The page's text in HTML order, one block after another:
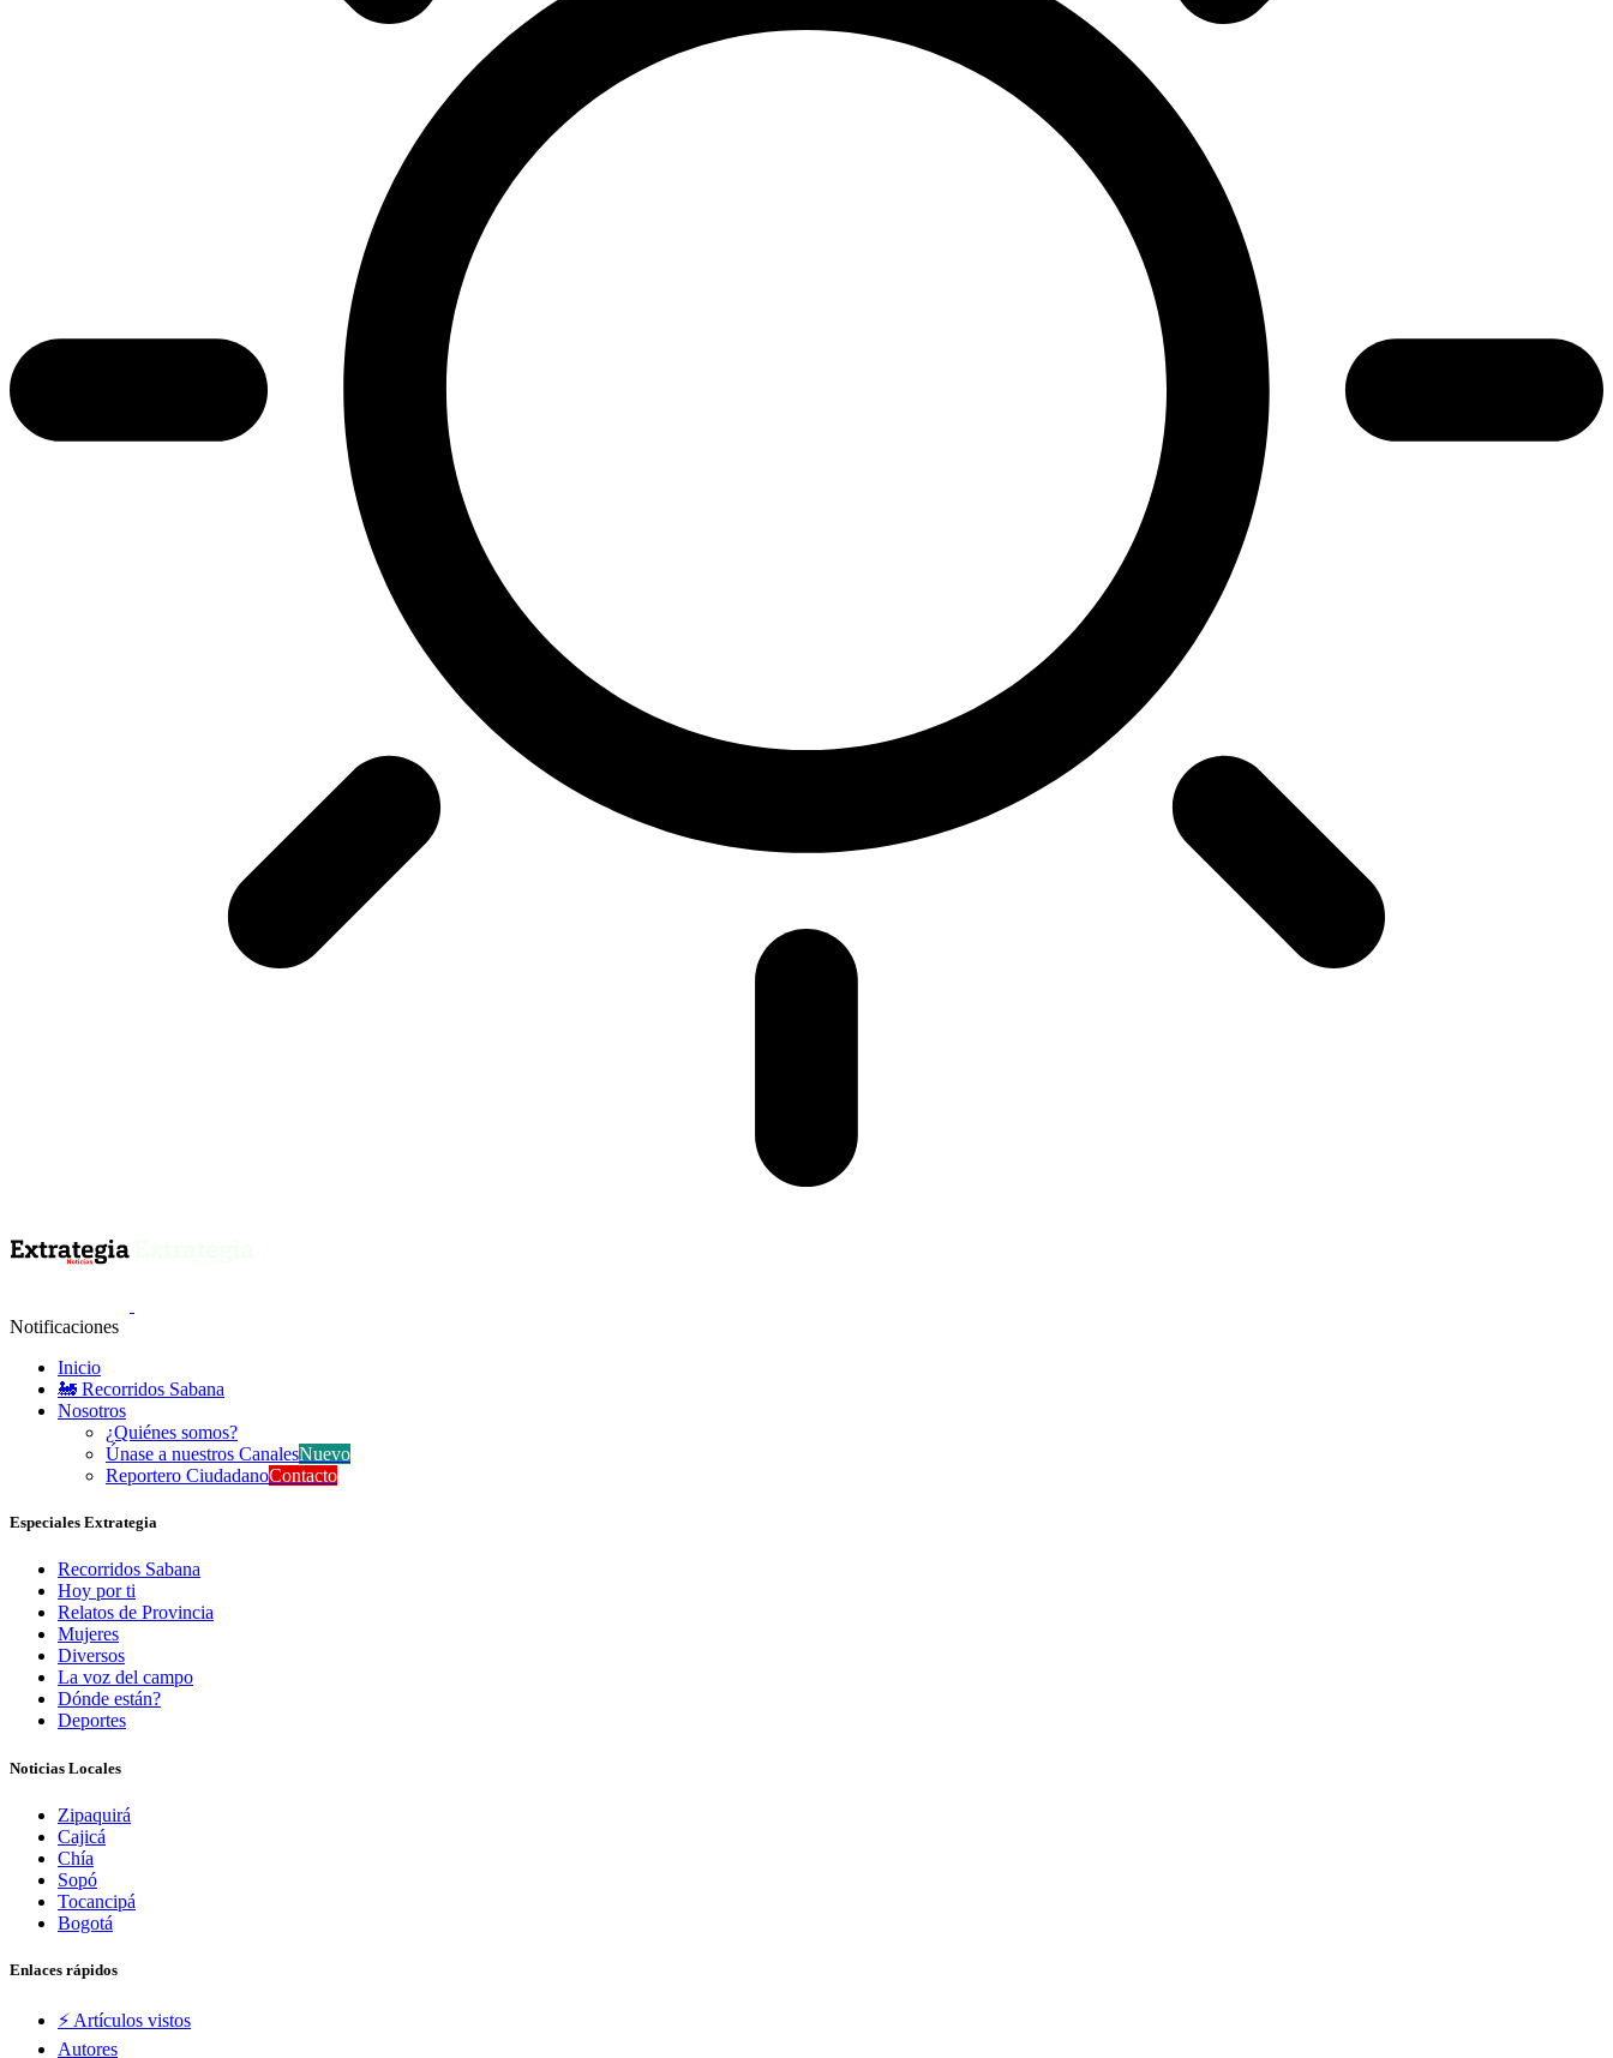
Notificaciones
Inicio
🚂 Recorridos Sabana
Nosotros
¿Quiénes somos?
Únase a nuestros CanalesNuevo
Reportero CiudadanoContacto
Especiales Extrategia
Recorridos Sabana
Hoy por ti
Relatos de Provincia
Mujeres
Diversos
La voz del campo
Dónde están?
Deportes
Noticias Locales
Zipaquirá
Cajicá
Chía
Sopó
Tocancipá
Bogotá
Enlaces rápidos
⚡️ Artículos vistos
Autores